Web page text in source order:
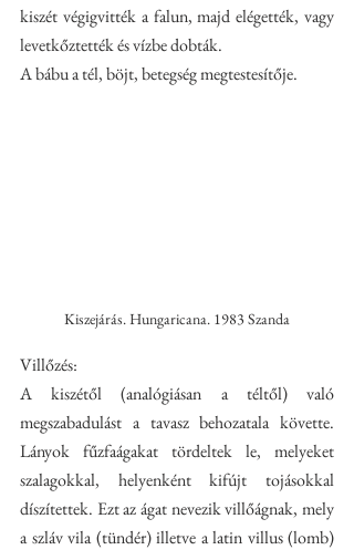
kiszét végigvitték a falun, majd elégették, vagy
levetkőztették és vízbe dobták.
A bábu a tél, böjt, betegség megtestesítője.
Kiszejárás. Hungaricana. 1983 Szanda
Villőzés:
A kiszétől (analógiásan a téltől) való
megszabadulást a tavasz behozatala követte.
Lányok fűzfaágakat tördeltek le, melyeket
szalagokkal, helyenként kifújt tojásokkal
díszítettek. Ezt az ágat nevezik villőágnak, mely
a szláv vila (tündér) illetve a latin villus (lomb)